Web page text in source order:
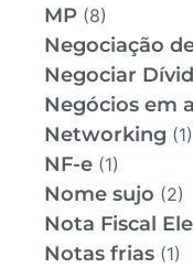
MP (8)
Negociação
Negociar
Negócios em
Networking (1)
NF-e (1)
Nome sujo (2)
Nota Fiscal
Notas frias (1)